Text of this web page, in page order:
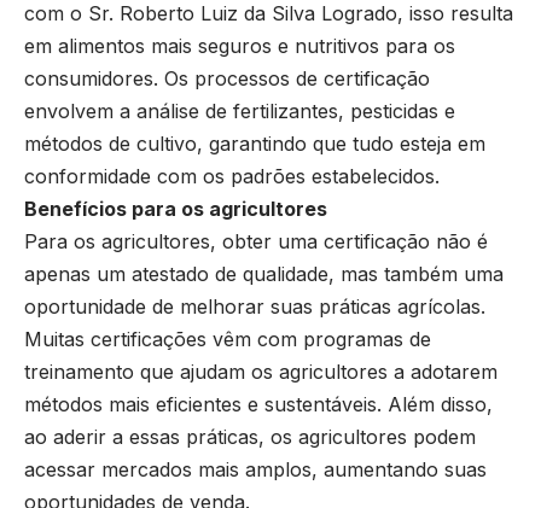
com o Sr. Roberto Luiz da Silva Logrado, isso resulta
em alimentos mais seguros e nutritivos para os
consumidores. Os processos de certificação
envolvem a análise de fertilizantes, pesticidas e
métodos de cultivo, garantindo que tudo esteja em
conformidade com os padrões estabelecidos.
Benefícios para os agricultores
Para os agricultores, obter uma certificação não é
apenas um atestado de qualidade, mas também uma
oportunidade de melhorar suas práticas agrícolas.
Muitas certificações vêm com programas de
treinamento que ajudam os agricultores a adotarem
métodos mais eficientes e sustentáveis. Além disso,
ao aderir a essas práticas, os agricultores podem
acessar mercados mais amplos, aumentando suas
oportunidades de venda.